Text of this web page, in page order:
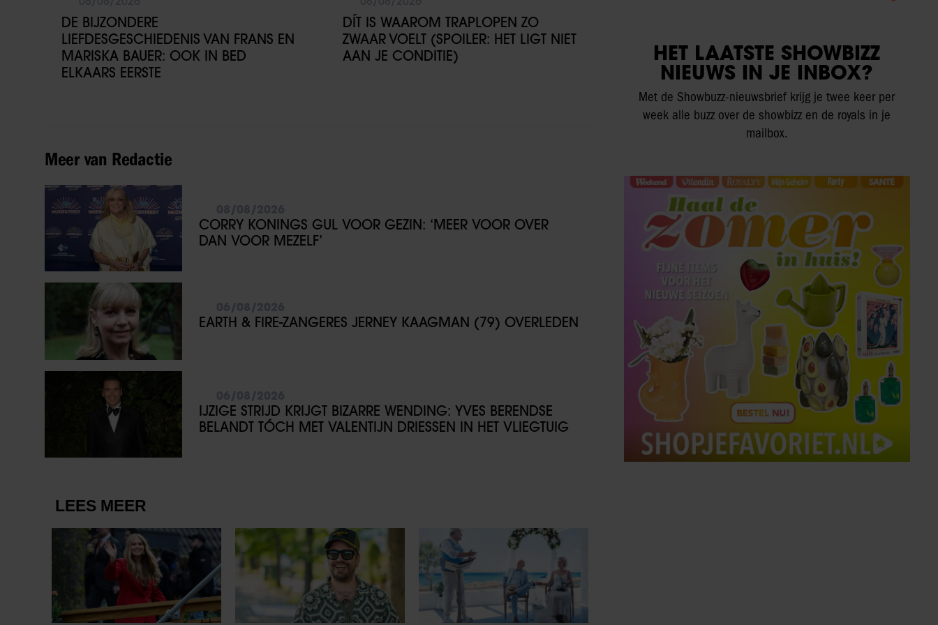
DE BIJZONDERE
LIEFDESGESCHIEDENIS VAN FRANS EN
MARISKA BAUER: OOK IN BED
ELKAARS EERSTE
DÍT IS WAAROM TRAPLOPEN ZO
ZWAAR VOELT (SPOILER: HET LIGT NIET
AAN JE CONDITIE)
Meer van Redactie
CORRY KONINGS GUL VOOR GEZIN: ‘MEER VOOR OVER
DAN VOOR MEZELF’
EARTH & FIRE-ZANGERES JERNEY KAAGMAN (79) OVERLEDEN
IJZIGE STRIJD KRIJGT BIZARRE WENDING: YVES BERENDSE
BELANDT TÓCH MET VALENTIJN DRIESSEN IN HET VLIEGTUIG
HET LAATSTE SHOWBIZZ
NIEUWS IN JE INBOX?
Met de Showbuzz-nieuwsbrief krijg je twee keer per
week alle buzz over de showbizz en de royals in je
mailbox.